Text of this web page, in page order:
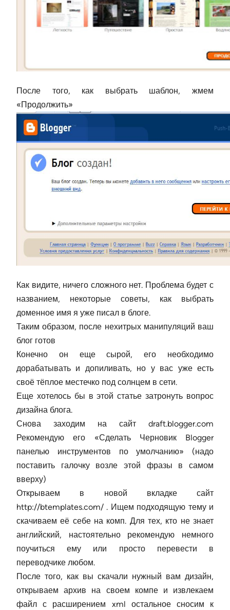
После того, как выбрать шаблон, жмем
«Продолжить»
Как видите, ничего сложного нет. Проблема будет с
названием, некоторые советы, как выбрать
доменное имя я уже писал в блоге.
Таким образом, после нехитрых манипуляций ваш
блог готов
Конечно он еще сырой, его необходимо
дорабатывать и допиливать, но у вас уже есть
своё тёплое местечко под солнцем в сети.
Еще хотелось бы в этой статье затронуть вопрос
дизайна блога.
Снова заходим на сайт draft.blogger.com
Рекомендую его «Сделать Черновик Blogger
панелью инструментов по умолчанию» (надо
поставить галочку возле этой фразы в самом
вверху)
Открываем в новой вкладке сайт
http://btemplates.com/ . Ищем подходящую тему и
скачиваем её себе на комп. Для тех, кто не знает
английский, настоятельно рекомендую немного
поучиться ему или просто перевести в
переводчике любом.
После того, как вы скачали нужный вам дизайн,
открываем архив на своем компе и извлекаем
файл с расширением xml остальное сносим к